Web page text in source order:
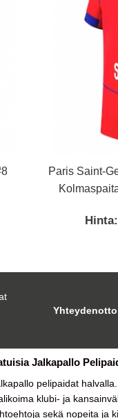
Paris Saint-
Jalkapallo
pelipaidat halvalla
klubi- ja
sekä nopeita ja